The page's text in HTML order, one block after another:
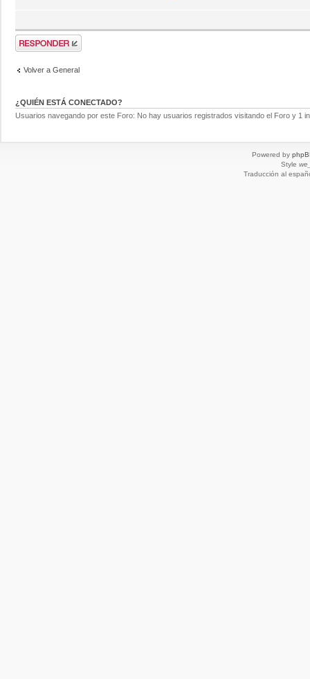
Volver a General
¿QUIÉN ESTÁ CONECTADO?
Usuarios navegando por este Foro: No hay usuarios registrados visitando el Foro y 1
Powered by
Style
Traducción al